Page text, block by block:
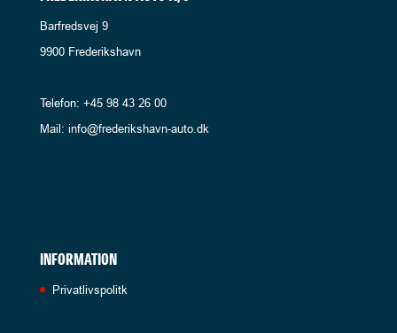
Barfredsvej 9
9900 Frederikshavn
Telefon: +45 98 43 26 00
Mail: info@frederikshavn-auto.dk
INFORMATION
Privatlivspolitk